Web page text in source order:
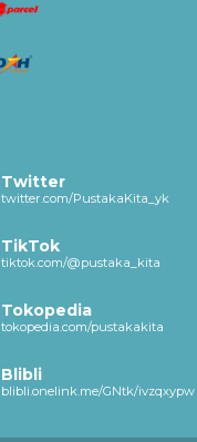
Twitter
twitter.com/PustakaKita_yk
TikTok
tiktok.com/@pustaka_kita
Tokopedia
tokopedia.com/pustakakita
Blibli
blibli.onelink.me/GNtk/ivzqxypw